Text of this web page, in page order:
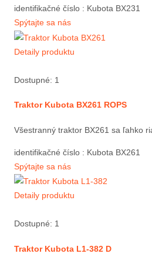
identifikačné číslo : Kubota BX231
Spýtajte sa nás
Detaily produktu
Dostupné: 1
Traktor Kubota BX261 ROPS
Všestranný traktor BX261 sa ľahko
identifikačné číslo : Kubota BX261
Spýtajte sa nás
Detaily produktu
Dostupné: 1
Traktor Kubota L1-382 D